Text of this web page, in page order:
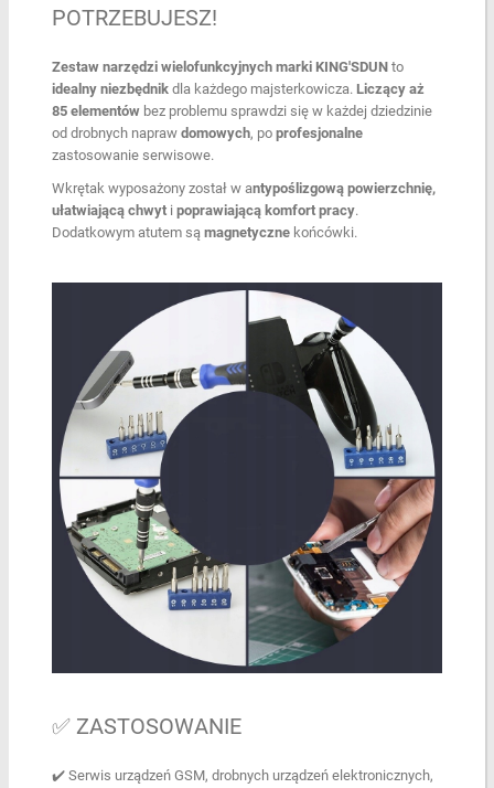
POTRZEBUJESZ!
Zestaw narzędzi wielofunkcyjnych marki KING'SDUNto
idealny niezbędnikdla każdego majsterkowicza. Liczący aż
85 elementówbez problemu sprawdzi się w każdej dziedzinie
od drobnych napraw domowych, po profesjonalne
zastosowanie serwisowe.
Wkrętak wyposażony został w antypoślizgową powierzchnię,
ułatwiającą chwyti poprawiającą komfort pracy.
Dodatkowym atutem są magnetycznekońcówki.
✅ ZASTOSOWANIE
✔️ Serwis urządzeń GSM, drobnych urządzeń elektronicznych,